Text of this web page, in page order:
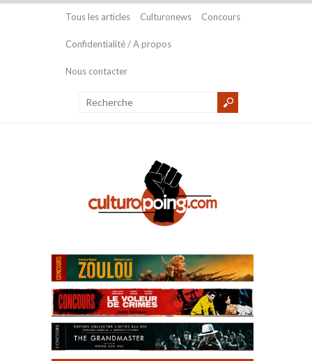
Tous les articles Culturonews Concours
Confidentialité / A propos
Nous contacter